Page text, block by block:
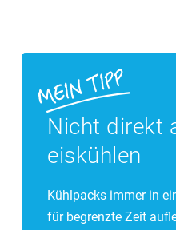
Nicht direkt
eiskühlen
Kühlpacks immer in
für begrenzte Zeit